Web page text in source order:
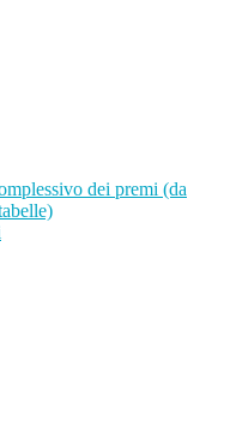
dei premi (da